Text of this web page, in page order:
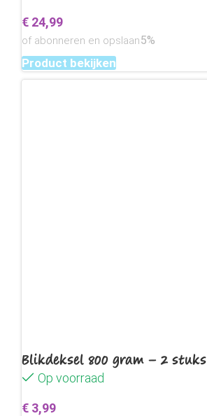
€ 24,99
of abonneren en opslaan5%
Product bekijken
Blikdeksel 800 gram – 2 stuks
Op voorraad
€ 3,99